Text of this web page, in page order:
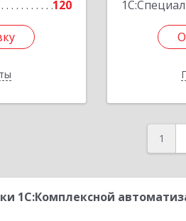
120
1
1С:Комплексной